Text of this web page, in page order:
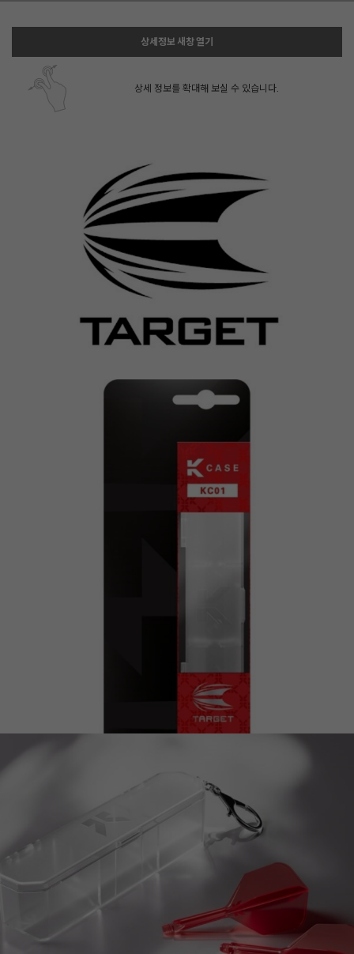
상세정보 새창 열기
상세 정보를 확대해 보실 수 있습니다.